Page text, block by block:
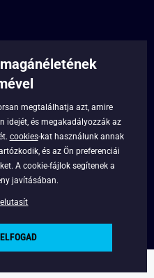
megtalálhatja azt, amire
idejét, és megakadályozzák az
cookies-kat használunk annak
és az Ön preferenciái
A cookie-fájlok segítenek a
javításában.